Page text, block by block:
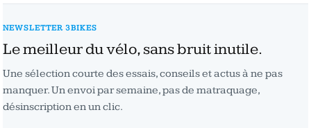
NEWSLETTER 3BIKES
Le meilleur du vélo, sans bruit inutile.
Une sélection courte des essais, conseils et actus à ne pas
manquer. Un envoi par semaine, pas de matraquage,
désinscription en un clic.